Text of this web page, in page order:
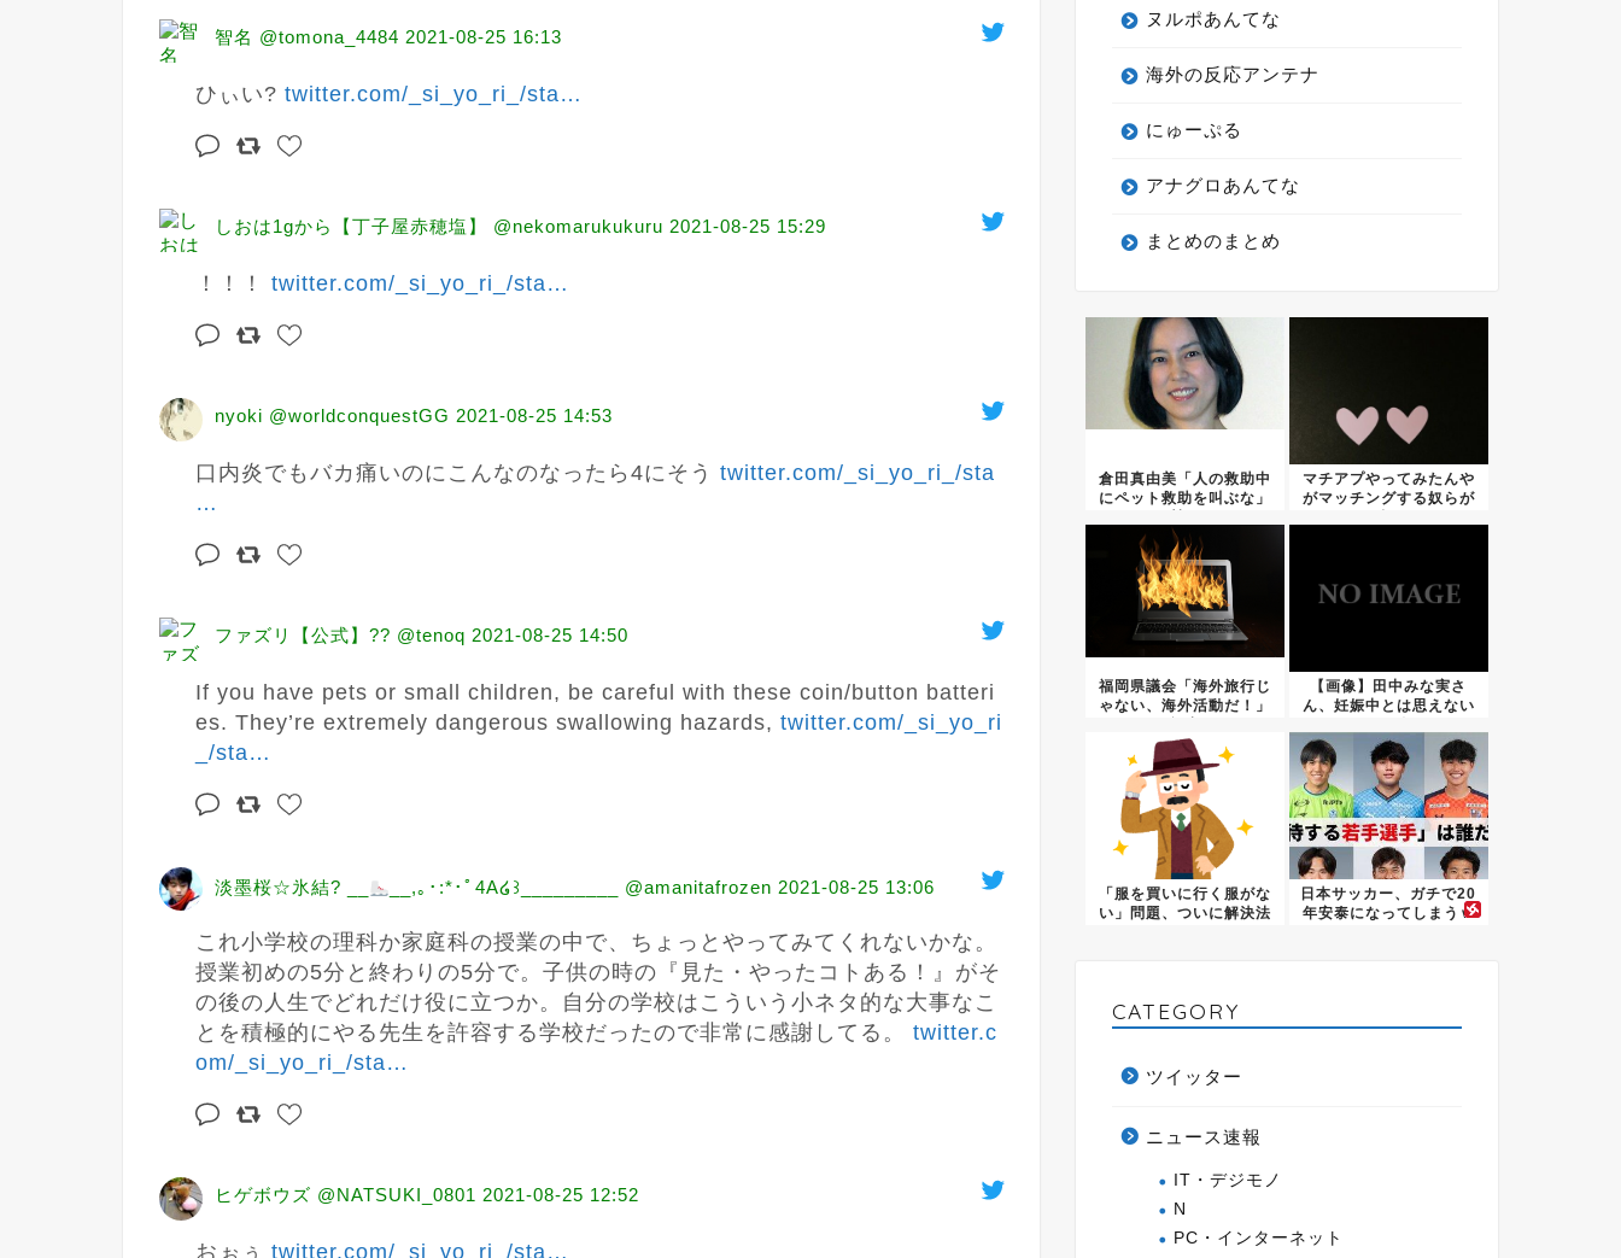
智名 @tomona_4484 2021-08-25 16:13
ひぃい? twitter.com/_si_yo_ri_/sta…
しおは1gから【丁子屋赤穂塩】 @nekomarukukuru 2021-08-25 15:29
！！！ twitter.com/_si_yo_ri_/sta…
nyoki @worldconquestGG 2021-08-25 14:53
口内炎でもバカ痛いのにこんなのなったら4にそう twitter.com/_si_yo_ri_/sta
…
ファズリ【公式】?? @tenoq 2021-08-25 14:50
If you have pets or small children, be careful with these coin/button batteri
es. They’re extremely dangerous swallowing hazards, twitter.com/_si_yo_ri
_/sta…
淡墨桜☆氷結? __ __,｡･:*･ﾟ4A໒꒱_________ @amanitafrozen 2021-08-25 13:06
これ小学校の理科か家庭科の授業の中で、ちょっとやってみてくれないかな。
授業初めの5分と終わりの5分で。子供の時の『見た・やったコトある！』がそ
の後の人生でどれだけ役に立つか。自分の学校はこういう小ネタ的な大事なこ
とを積極的にやる先生を許容する学校だったので非常に感謝してる。 twitter.c
om/_si_yo_ri_/sta…
ヒゲボウズ @NATSUKI_0801 2021-08-25 12:52
おぉぅ twitter.com/_si_yo_ri_/sta …
ヌルポあんてな
海外の反応アンテナ
にゅーぷる
アナグロあんてな
まとめのまとめ
倉田真由美「人の救助中
にペット救助を叫ぶな」
マチアプやってみたんや
がマッチングする奴らが
福岡県議会「海外旅行じ
ゃない、海外活動だ！」
【画像】田中みな実さ
ん、妊娠中とは思えない
「服を買いに行く服がな
い」問題、ついに解決法
日本サッカー、ガチで20
年安泰になってしまうｗ
CATEGORY
ツイッター
ニュース速報
IT・デジモノ
N
PC・インターネット